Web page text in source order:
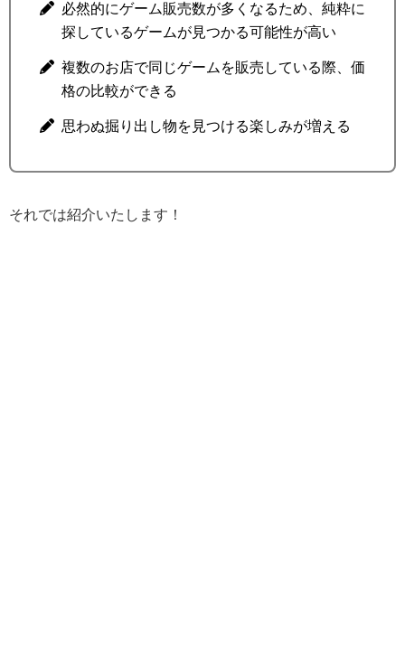
必然的にゲーム販売数が多くなるため、純粋に
探しているゲームが見つかる可能性が高い
複数のお店で同じゲームを販売している際、価
格の比較ができる
思わぬ掘り出し物を見つける楽しみが増える
それでは紹介いたします！